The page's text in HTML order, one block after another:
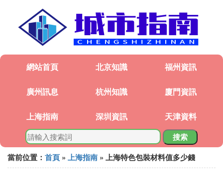
網站首頁 北京知識 福州資訊
廣州訊息 杭州知識 廈門資訊
上海指南 深圳資訊 天津資料
搜索
當前位置： 首頁 » 上海指南 » 上海特色包裝材料值多少錢